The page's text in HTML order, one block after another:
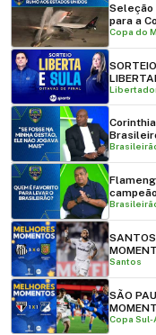
Seleção
para a
Copa do
Santos
SÃO
Copa Sul-